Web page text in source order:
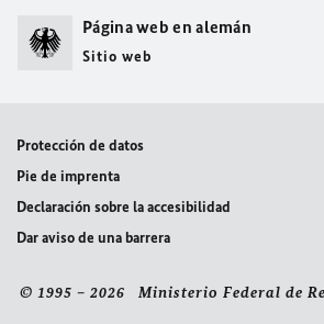
Página web en alemán
Sitio web
Protección de datos
Pie de imprenta
Declaración sobre la accesibilidad
Dar aviso de una barrera
© 1995 – 2026 Ministerio Federal de